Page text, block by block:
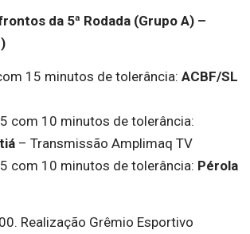
da 5ª Rodada (Grupo A) –
15 minutos de tolerância: ACBF/SL
com 10 minutos de tolerância:
– Transmissão Amplimaq TV
com 10 minutos de tolerância: Pérola
Realização Grêmio Esportivo